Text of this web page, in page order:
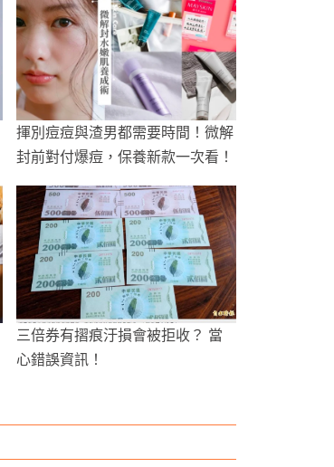
揮別痘痘與渣男都需要時間！微解
封前對付爆痘，保養新款一次看！
三倍券有摺痕汙損會被拒收？ 當
心錯誤資訊！